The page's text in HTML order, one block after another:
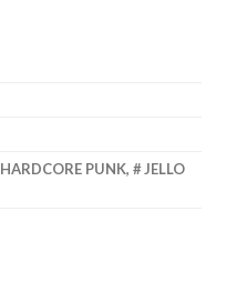
HARDCORE PUNK,
JELLO